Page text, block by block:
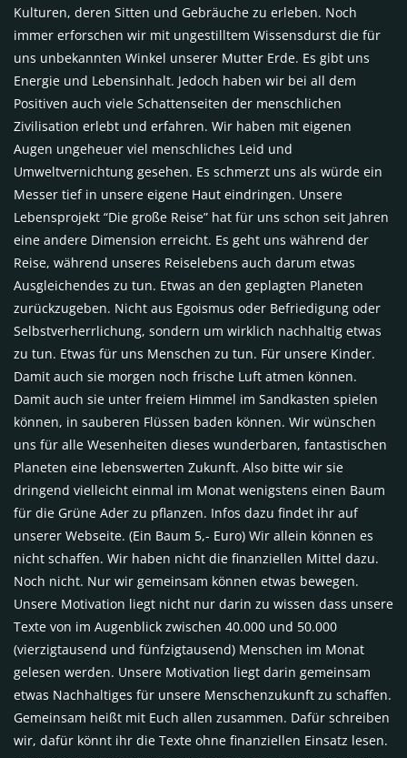
Kulturen, deren Sitten und Gebräuche zu erleben. Noch
immer erforschen wir mit ungestilltem Wissensdurst die für
uns unbekannten Winkel unserer Mutter Erde. Es gibt uns
Energie und Lebensinhalt. Jedoch haben wir bei all dem
Positiven auch viele Schattenseiten der menschlichen
Zivilisation erlebt und erfahren. Wir haben mit eigenen
Augen ungeheuer viel menschliches Leid und
Umweltvernichtung gesehen. Es schmerzt uns als würde ein
Messer tief in unsere eigene Haut eindringen. Unsere
Lebensprojekt “Die große Reise” hat für uns schon seit Jahren
eine andere Dimension erreicht. Es geht uns während der
Reise, während unseres Reiselebens auch darum etwas
Ausgleichendes zu tun. Etwas an den geplagten Planeten
zurückzugeben. Nicht aus Egoismus oder Befriedigung oder
Selbstverherrlichung, sondern um wirklich nachhaltig etwas
zu tun. Etwas für uns Menschen zu tun. Für unsere Kinder.
Damit auch sie morgen noch frische Luft atmen können.
Damit auch sie unter freiem Himmel im Sandkasten spielen
können, in sauberen Flüssen baden können. Wir wünschen
uns für alle Wesenheiten dieses wunderbaren, fantastischen
Planeten eine lebenswerten Zukunft. Also bitte wir sie
dringend vielleicht einmal im Monat wenigstens einen Baum
für die Grüne Ader zu pflanzen. Infos dazu findet ihr auf
unserer Webseite. (Ein Baum 5,- Euro) Wir allein können es
nicht schaffen. Wir haben nicht die finanziellen Mittel dazu.
Noch nicht. Nur wir gemeinsam können etwas bewegen.
Unsere Motivation liegt nicht nur darin zu wissen dass unsere
Texte von im Augenblick zwischen 40.000 und 50.000
(vierzigtausend und fünfzigtausend) Menschen im Monat
gelesen werden. Unsere Motivation liegt darin gemeinsam
etwas Nachhaltiges für unsere Menschenzukunft zu schaffen.
Gemeinsam heißt mit Euch allen zusammen. Dafür schreiben
wir, dafür könnt ihr die Texte ohne finanziellen Einsatz lesen.